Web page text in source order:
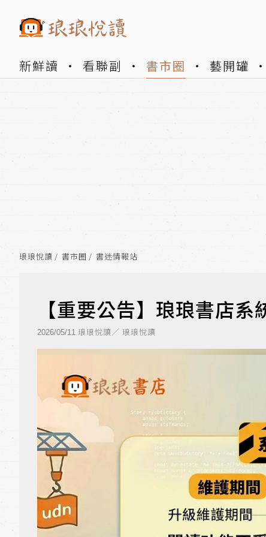
新鮮讀 看聯副 書市圈 藝開罐
琅琅悅讀 書市圈 書迷情報站
【重要公告】琅琅書店
2026/05/11 琅琅悅讀／ 琅琅悅讀